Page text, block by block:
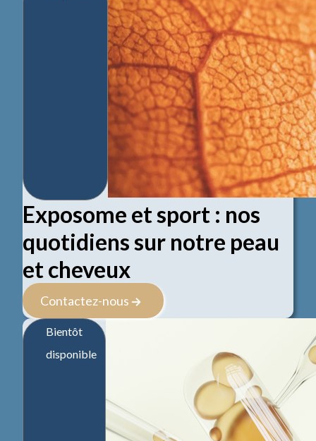
Exposome et sport : nos
quotidiens sur notre peau
et cheveux
Contactez-nous
Bientôt
disponible